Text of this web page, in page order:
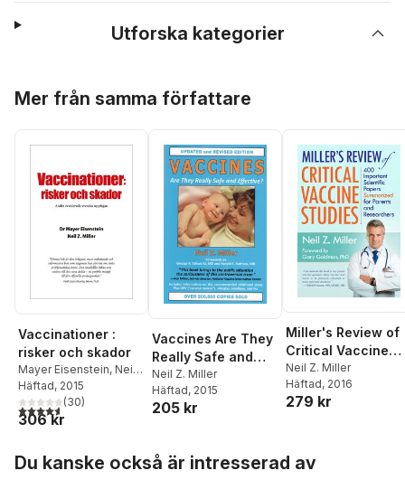
Utforska kategorier
Mer från samma författare
Vaccinationer :
risker och skador
Mayer Eisenstein, Neil
Z. Miller
Häftad, 2015
4,6utav 5 stjärnor. Totalt antal röster:
(30)
306 kr
Vaccines Are They
Really Safe and
Effective?
Neil Z. Miller
Häftad, 2015
205 kr
Miller's Review of
Critical Vaccine
Studies
Neil Z. Miller
Häftad, 2016
279 kr
Du kanske också är intresserad av